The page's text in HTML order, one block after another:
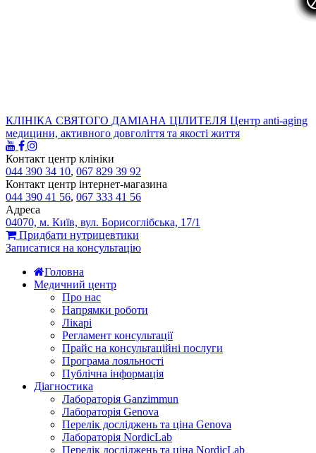
КЛІНІКА СВЯТОГО ДАМІАНА ЦІЛИТЕЛЯ Центр anti-aging
медицини, активного довголіття та якості життя
Контакт центр клініки
044 390 34 10, 067 829 39 92
Контакт центр інтернет-магазина
044 390 41 56, 067 333 41 56
Адреса
04070, м. Київ, вул. Борисоглібська, 17/1
Придбати нутрицевтики
Записатися на консультацію
Головна
Медичний центр
Про нас
Напрямки роботи
Лікарі
Регламент консультації
Прайс на консультаційні послуги
Програма лояльності
Публічна інформація
Діагностика
Лабораторія Ganzimmun
Лабораторія Genova
Перелік досліджень та ціна Genova
Лабораторія NordicLab
Перелік досліджень та ціна NordicLab